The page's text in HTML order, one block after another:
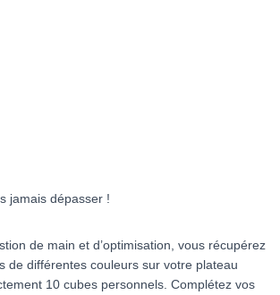
jamais dépasser !
de main et d’optimisation, vous récupérez
de différentes couleurs sur votre plateau
10 cubes personnels. Complétez vos